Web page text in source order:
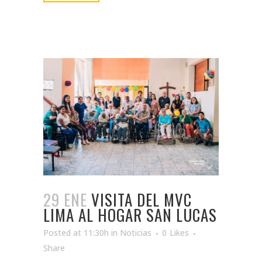
29 ENE VISITA DEL MVC
LIMA AL HOGAR SAN LUCAS
Posted at 11:30h in Noticias 0 Likes
Share